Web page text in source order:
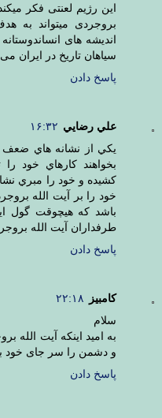
این رژیم لعنتی فکر
بروجردی میتواند به
اندیشه های
سیاهان تاریخ در ایران
پاسخ دادن
علي رضايي ۱۶:۳۲
يكي از نشانه هاي
بخواهند كارهاي خود
كشيده و خود را مبري
خود را بر آيت الله
باشد كه هيچوقت گول
طرفداران آيت الله
پاسخ دادن
کامبیز
۲۲:۱۸
سلام
به امید اینکه آیت الله
و دشمن را سر جای خود
پاسخ دادن